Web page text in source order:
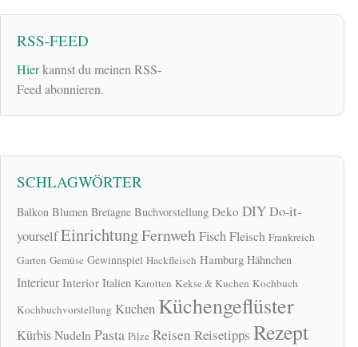
RSS-FEED
Hierkannst du meinen RSS-
Feed abonnieren.
SCHLAGWÖRTER
Balkon Blumen Bretagne Buchvorstellung Deko DIYDo-it-
yourselfEinrichtungFernwehFischFleisch Frankreich
Garten Gemüse Gewinnspiel Hackfleisch Hamburg Hähnchen
Interieur Interior Italien Karotten Kekse & Kuchen Kochbuch
Kochbuchvorstellung Kuchen Küchengeflüster
KürbisNudelnPasta Pilze Reisen Reisetipps Rezept